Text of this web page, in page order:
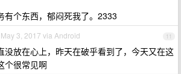
有个东西，郁闷死我了。2333
11
May 3, 2017 via Android
没放在心上，昨天在破乎看到了，今天又在这
个很常见啊